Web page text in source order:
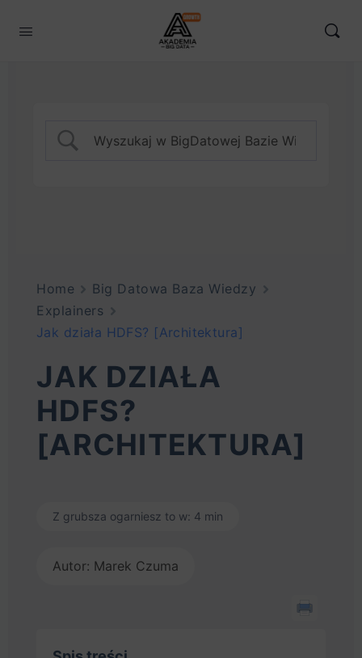
Home
Big Datowa Baza Wiedzy
Explainers
Jak działa HDFS? [Architektura]
JAK DZIAŁA
HDFS?
[ARCHITEKTURA]
Z grubsza ogarniesz to w: 4 min
Autor: Marek Czuma